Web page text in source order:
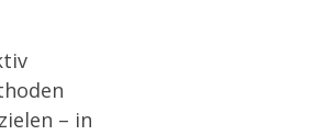
– in